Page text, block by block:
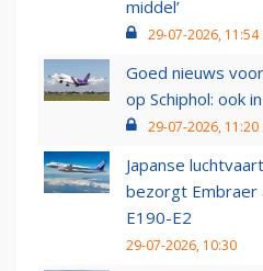
middel’
29-07-2026, 11:54
Goed nieuws
op Schiphol: ook
29-07-2026, 11:20
Japanse
bezorgt Embraer
E190-E2
29-07-2026, 10:30